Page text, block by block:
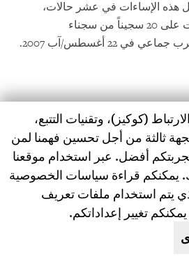
هذه الإساءات في عشر حالات،
بالإضافة إلى رؤية كدمات على 20 سجيناً من سجناء
22 أغسطس/آب 2007.
الخاص المعني بالتعذيب للأردن
بقليل، تم نشر الاتفاقية في الجريدة الرسمية في 15 يونيو/
منحها قوة القانون. وتُعرف اتفاقية مناهضة
أنه:
شديد، جسديا كان أم عقليا،
Human Rights
(كوكيز)، وتقنيات التتبع،
لجهة ثالثة من أجل تحسين فهمنا لمن
أفضل. عبر استخدام موقعنا
يمكنكم قراءة سياسات الخصوصية
يتم استخدام ملفات تعريف
تغيير إعداداتكم.